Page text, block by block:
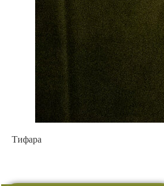
Тифара